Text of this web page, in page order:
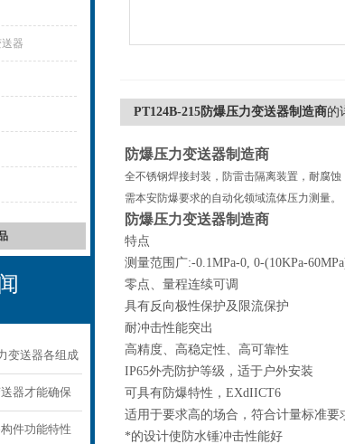
器
变送器各组成
压力采集稳
器才能确保
件功能特性
PT124B-215防爆压力变送器制造商的
防爆压力变送器制造商
全不锈钢焊接封装，防雷击隔离装置，耐腐
需本安防爆要求的自动化领域流体压力测量。
防爆压力变送器制造商
特点
测量范围广:-0.1MPa-0, 0-(10KPa-
零点、量程连续可调
具有反向极性保护及限流保护
耐冲击性能突出
高精度、高稳定性、高可靠性
IP65外壳防护等级，适于户外安装
可具有防爆特性，EXdIICT6
适用于要求高的场合，符合计量标准要
*的设计使防水锤冲击性能好